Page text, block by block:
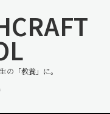
の「教養」に。